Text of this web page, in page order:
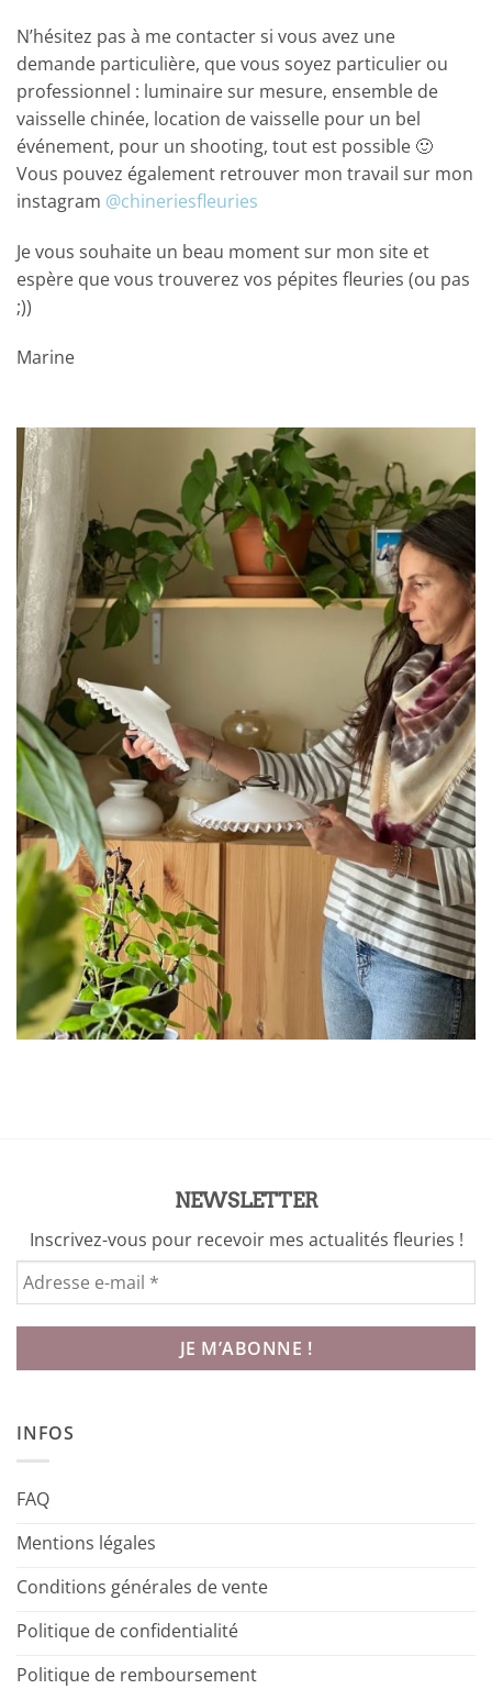
N’hésitez pas à me contacter si vous avez une
demande particulière, que vous soyez particulier ou
professionnel : luminaire sur mesure, ensemble de
vaisselle chinée, location de vaisselle pour un bel
événement, pour un shooting, tout est possible 🙂
Vous pouvez également retrouver mon travail sur mon
instagram @chineriesfleuries
Je vous souhaite un beau moment sur mon site et
espère que vous trouverez vos pépites fleuries (ou pas
;))
Marine
NEWSLETTER
Inscrivez-vous pour recevoir mes actualités fleuries !
INFOS
FAQ
Mentions légales
Conditions générales de vente
Politique de confidentialité
Politique de remboursement